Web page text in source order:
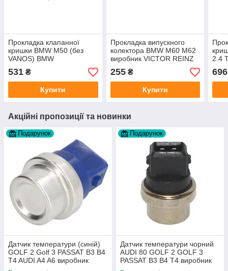
Прокладка клапанної
кришки BMW M50 (без
VANOS) BMW
11129070530 виробник
DPH Німеччина
531 ₴
Купити
Прокладка випускного
колектора BMW M60 M62
виробник VICTOR REINZ
255₴
Купити
2.4
696
Акційні пропозиції та новинки
Подарунок
Датчик температури (синій)
GOLF 2 Golf 3 PASSAT B3 B4
T4 AUDI A4 A6 виробник
Topran Німеччина
Подарунок
Датчик температури чорний
AUDI 80 GOLF 2 GOLF 3
PASSAT B3 B4 T4 виробник
TOPRAN Німеччина